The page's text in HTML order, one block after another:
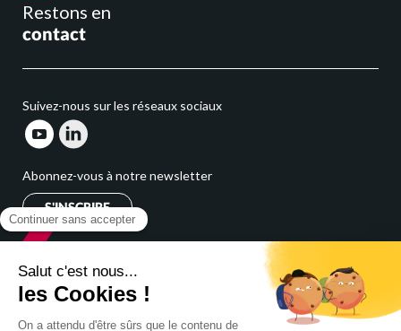
Restons en
contact
Suivez-nous sur les réseaux sociaux
Abonnez-vous à notre newsletter
S'INSCRIRE
expert comptable